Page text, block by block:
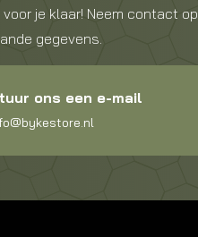
je klaar! Neem contact
gegevens.
ons een e-mail